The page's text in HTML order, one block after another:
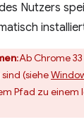
Nutzers
:Ab Chrome
(siehe
Pfad zu einem